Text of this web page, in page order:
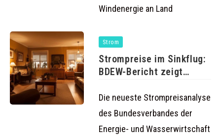
Windenergie an Land
Strom
Strompreise im Sinkflug:
BDEW-Bericht zeigt
Die neueste Strompreisanalyse
des Bundesverbandes der
Energie- und Wasserwirtschaft